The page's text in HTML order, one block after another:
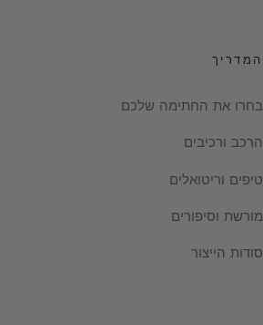
המדריך
בחרו את החתימה שלכם
הרכב ורכיבים
טיפים וריטואלים
מורשת וסיפורים
סודות הייצור